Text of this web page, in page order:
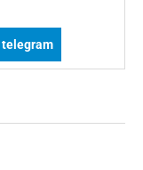
telegram